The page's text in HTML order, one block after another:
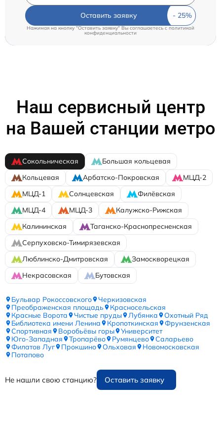
Оставить заявку
Нажимая на кнопку "Оставить заявку" Вы соглашаетесь cполитикой
конфиденциальности
Наш сервисный центр
на Вашей станции метро
Сокольническая
Большая кольцевая
Кольцевая
Арбатско-Покровская
МЦД-2
МЦД-1
Солнцевская
Филёвская
МЦД-4
МЦД-3
Калужско-Рижская
Калининская
Таганско-Краснопресненская
Серпуховско-Тимирязевская
Люблинско-Дмитровская
Замоскворецкая
Некрасовская
Бутовская
Бульвар Рокоссовского
Черкизовская
Преображенская площадь
Красносельская
Красные Ворота
Чистые пруды Лубянка
Охотный Ряд
Библиотека имени Ленина
Кропоткинская
Фрунзенская
Спортивная
Воробьёвы горы
Университет
Юго-Западная
Тропарёво Румянцево
Саларьево
Филатов Луг
Прокшино Ольховая
Новомосковская
Потапово
Не нашли свою станцию? Оставить заявку